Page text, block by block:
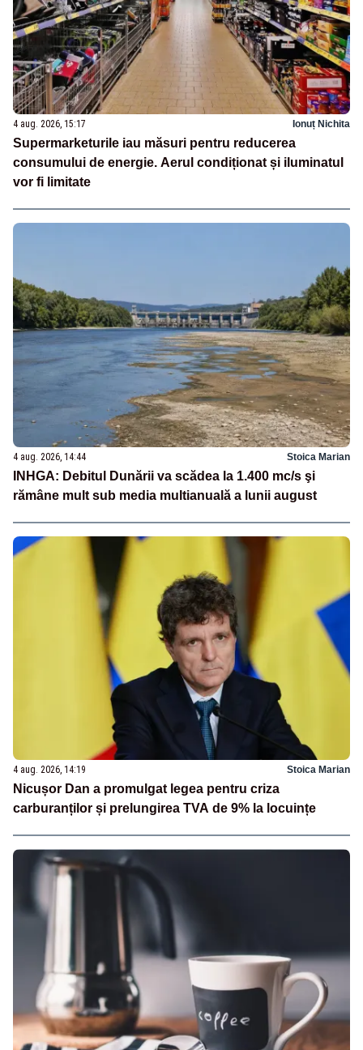
4 aug. 2026, 15:17 Ionuț Nichita
Supermarketurile iau măsuri pentru reducerea
consumului de energie. Aerul condiționat și iluminatul
vor fi limitate
4 aug. 2026, 14:44 Stoica Marian
INHGA: Debitul Dunării va scădea la 1.400 mc/s şi
rămâne mult sub media multianuală a lunii august
4 aug. 2026, 14:19 Stoica Marian
Nicușor Dan a promulgat legea pentru criza
carburanților și prelungirea TVA de 9% la locuințe